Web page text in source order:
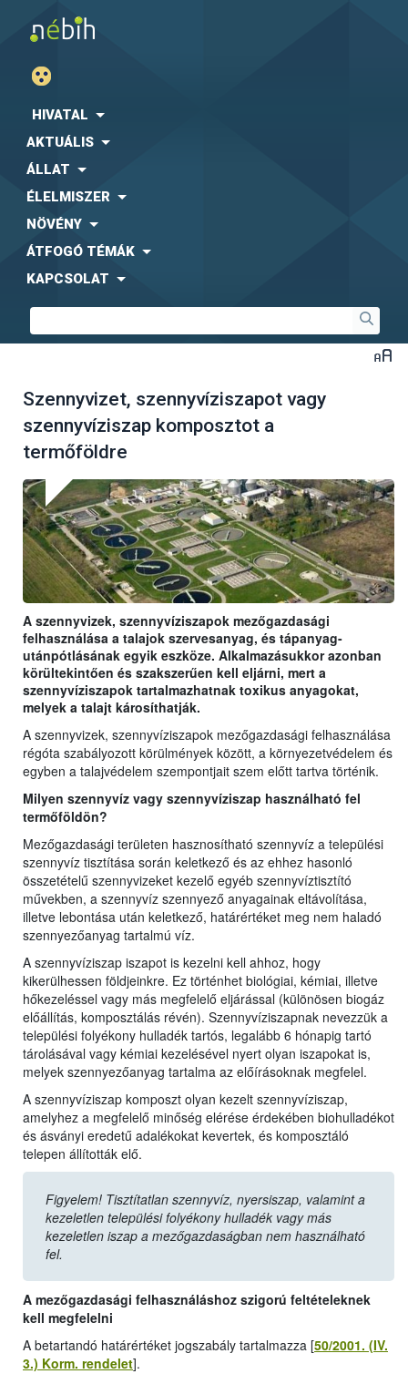
HIVATAL
AKTUÁLIS
ÁLLAT
ÉLELMISZER
NÖVÉNY
ÁTFOGÓ TÉMÁK
KAPCSOLAT
Szennyvizet, szennyvíziszapot vagy
szennyvíziszap komposztot a
termőföldre
A szennyvizek, szennyvíziszapok mezőgazdasági
felhasználása a talajok szervesanyag, és tápanyag-
utánpótlásának egyik eszköze. Alkalmazásukkor azonban
körültekintően és szakszerűen kell eljárni, mert a
szennyvíziszapok tartalmazhatnak toxikus anyagokat,
melyek a talajt károsíthatják.
A szennyvizek, szennyvíziszapok mezőgazdasági felhasználása
régóta szabályozott körülmények között, a környezetvédelem és
egyben a talajvédelem szempontjait szem előtt tartva történik.
Milyen szennyvíz vagy szennyvíziszap használható fel
termőföldön?
Mezőgazdasági területen hasznosítható szennyvíz a települési
szennyvíz tisztítása során keletkező és az ehhez hasonló
összetételű szennyvizeket kezelő egyéb szennyvíztisztító
művekben, a szennyvíz szennyező anyagainak eltávolítása,
illetve lebontása után keletkező, határértéket meg nem haladó
szennyezőanyag tartalmú víz.
A szennyvíziszap iszapot is kezelni kell ahhoz, hogy
kikerülhessen földjeinkre. Ez történhet biológiai, kémiai, illetve
hőkezeléssel vagy más megfelelő eljárással (különösen biogáz
előállítás, komposztálás révén). Szennyvíziszapnak nevezzük a
települési folyékony hulladék tartós, legalább 6 hónapig tartó
tárolásával vagy kémiai kezelésével nyert olyan iszapokat is,
melyek szennyezőanyag tartalma az előírásoknak megfelel.
A szennyvíziszap komposzt olyan kezelt szennyvíziszap,
amelyhez a megfelelő minőség elérése érdekében biohulladékot
és ásványi eredetű adalékokat kevertek, és komposztáló
telepen állították elő.
Figyelem! Tisztítatlan szennyvíz, nyersiszap, valamint a
kezeletlen települési folyékony hulladék vagy más
kezeletlen iszap a mezőgazdaságban nem használható
fel.
A mezőgazdasági felhasználáshoz szigorú feltételeknek
kell megfelelni
A betartandó határértéket jogszabály tartalmazza [50/2001. (IV.
3.) Korm. rendelet].